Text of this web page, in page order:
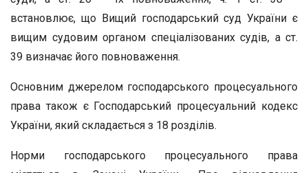
встановлює, що Вищий господарський суд України є
вищим судовим органом спеціалізованих судів, а ст.
39 визначає його повноваження.
Основним джерелом господарського процесуального
права також є Господарський процесуальний кодекс
України, який складається з 18 розділів.
Норми господарського процесуального права